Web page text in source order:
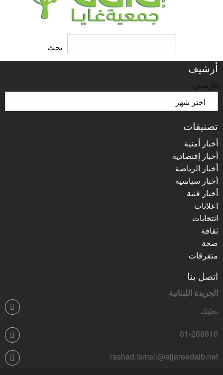
بحث
أرشيف
الأرشيف
تصنيفات
أخبار أمنية
أخبار إقتصادية
أخبار الرياضة
أخبار سياسية
أخبار فنية
اعلانات
انتخابات
ثقافة
صحة
متفرقات
اتصل بنا
الجريدة اللبنانية
بعلبك
81-288818
rashad.ismail@aljareedalb.net